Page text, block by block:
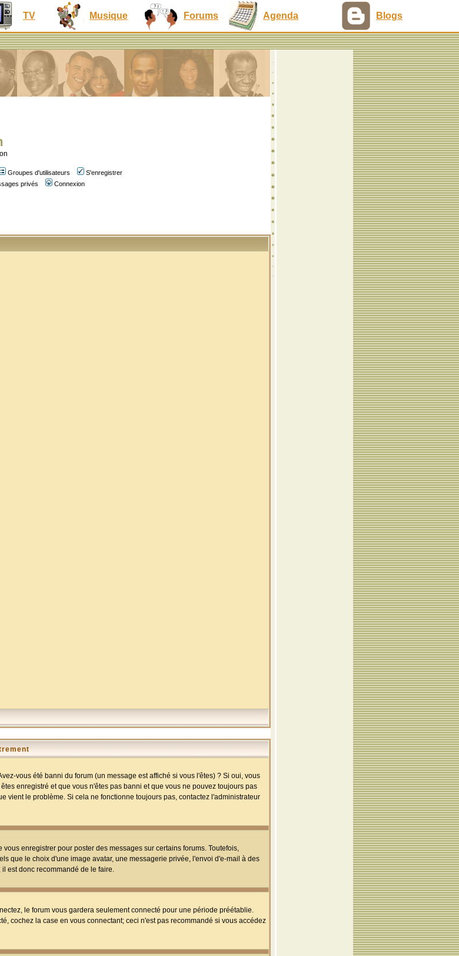
TV Musique Forums Agenda Blogs
Groupes d'utilisateurs
S'enregistrer
privés Connexion
vous été banni du forum (un message est affiché si vous l'êtes) ? Si oui, vous
enregistré et que vous n'êtes pas banni et que vous ne pouvez toujours pas
vient le problème. Si cela ne fonctionne toujours pas, contactez l'administrateur
enregistrer pour poster des messages sur certains forums. Toutefois,
que le choix d'une image avatar, une messagerie privée, l'envoi d'e-mail à des
est donc recommandé de le faire.
le forum vous gardera seulement connecté pour une période préétablie.
cochez la case en vous connectant; ceci n'est pas recommandé si vous accédez